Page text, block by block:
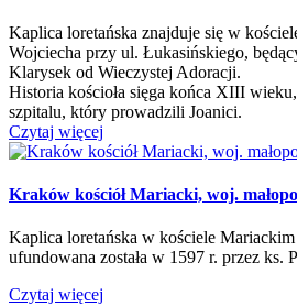
Kaplica loretańska znajduje się w
Wojciecha przy ul. Łukasińskiego,
Klarysek od Wieczystej Adoracji.
Historia kościoła sięga końca XIII
szpitalu, który prowadzili Joanici.
Czytaj więcej
Kraków kościół Mariacki, woj.
Kaplica loretańska w kościele
ufundowana została w 1597 r. przez ks.
Czytaj więcej